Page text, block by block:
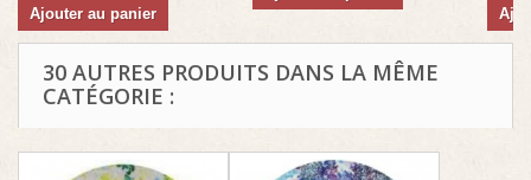
Ajouter au panier
30 AUTRES PRODUITS DANS LA MÊME
CATÉGORIE :